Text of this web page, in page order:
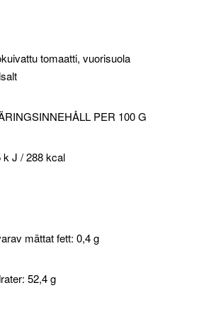
tomaatti, vuorisuola
PER 100 G
k J / 288 kcal
mättat fett: 0,4 g
52,4 g